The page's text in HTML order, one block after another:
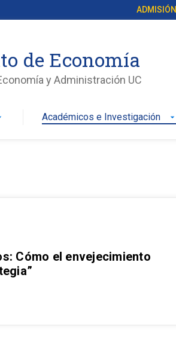
ADMISIÓN
de Economía
y Administración UC
Académicos e Investigación arrow_drop_down
Cómo el envejecimiento